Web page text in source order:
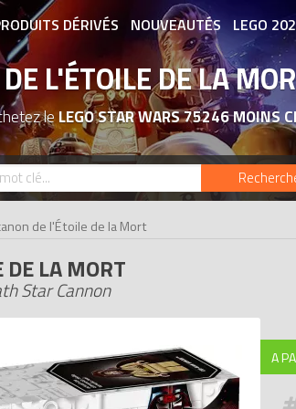
DÉRIVÉS NOUVEAUTÉS LEGO
ASSOCIATIONS DE FANS EXPOSITIONS
L'ÉTOILE DE LA
leLEGO STAR WARS 75246 MOINS
de l'Étoile de la Mort
DE LA MORT
Star Cannon
A